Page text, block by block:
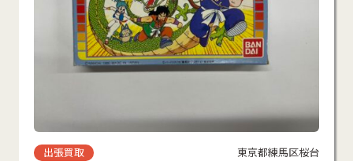
出張買取 東京都練馬区桜台